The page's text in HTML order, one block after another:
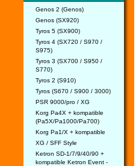
Genos 2 (Genos)
Genos (SX920)
Tyros 5 (SX900)
Tyros 4 (SX720 / S970 /
S975)
Tyros 3 (SX700 / S950 /
S770)
Tyros 2 (S910)
Tyros (S670 / S900 / 3000)
PSR 9000/pro / XG
Korg Pa4X + kompatible
(Pa5X/Pa1000/Pa700)
Korg Pa1/X + kompatible
XG / SFF Style
Ketron SD-1/7/9/40/90 +
kompatible Ketron Event -